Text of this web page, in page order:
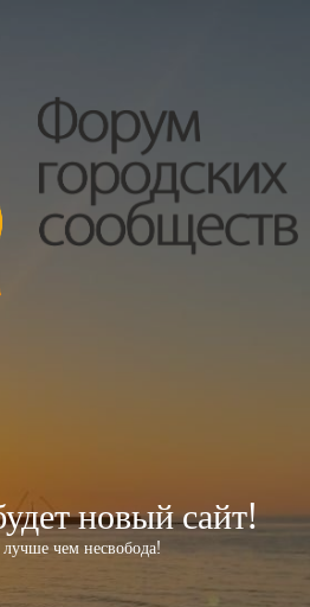
новый сайт!
чем несвобода!